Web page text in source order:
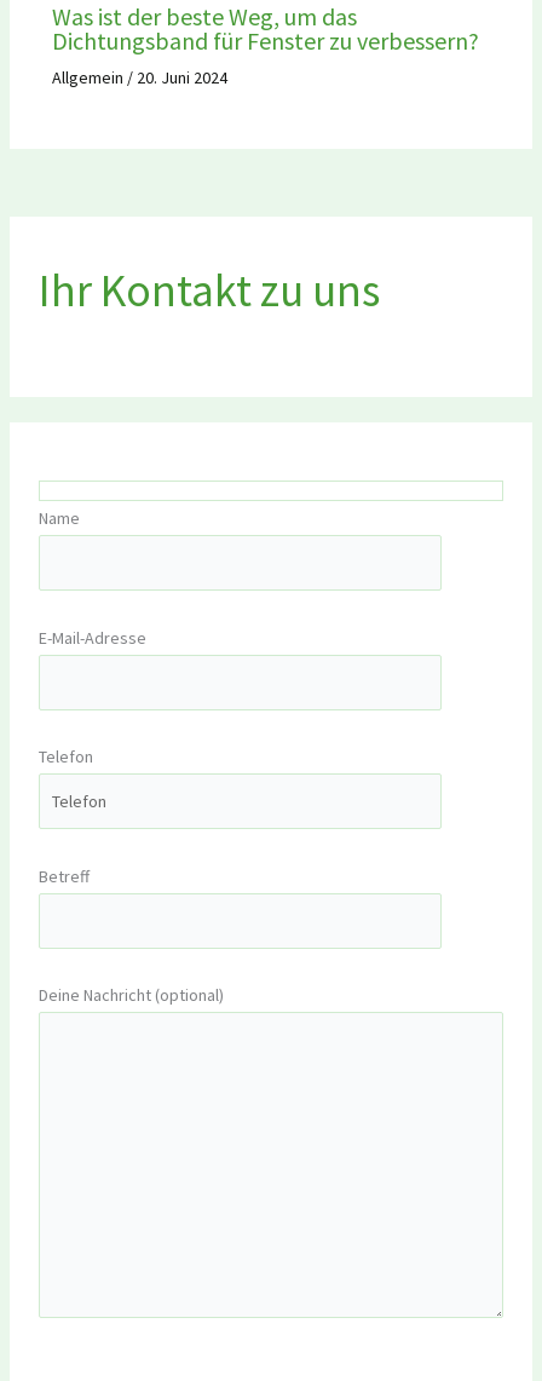
Was ist der beste Weg, um das
Dichtungsband für Fenster zu verbessern?
Allgemein / 20. Juni 2024
Ihr Kontakt zu uns
Name
E-Mail-Adresse
Telefon
Betreff
Deine Nachricht (optional)